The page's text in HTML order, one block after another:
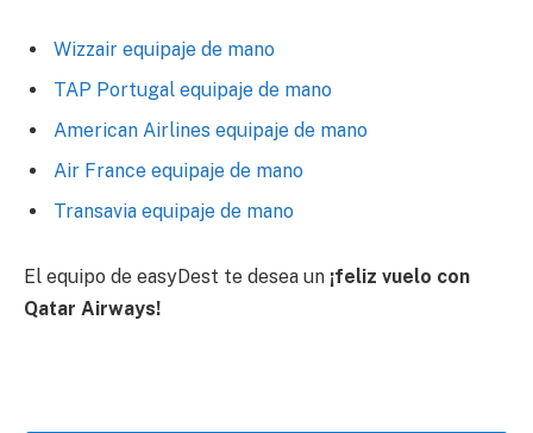
Wizzair equipaje de mano
TAP Portugal equipaje de mano
American Airlines equipaje de mano
Air France equipaje de mano
Transavia equipaje de mano
El equipo de easyDest te desea un ¡feliz vuelo con
Qatar Airways!